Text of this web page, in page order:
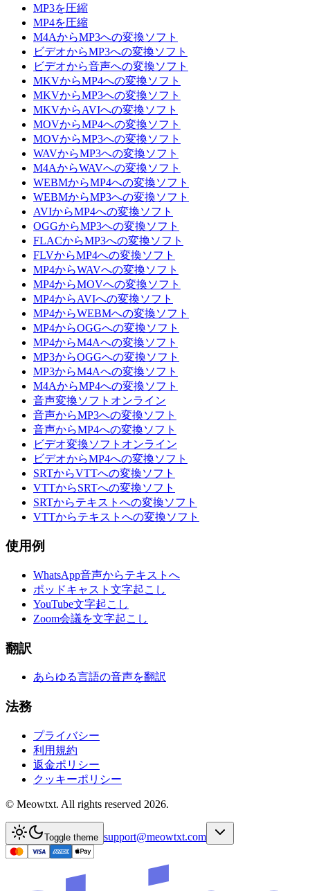
MP3を圧縮
MP4を圧縮
M4AからMP3への変換ソフト
ビデオからMP3への変換ソフト
ビデオから音声への変換ソフト
MKVからMP4への変換ソフト
MKVからMP3への変換ソフト
MKVからAVIへの変換ソフト
MOVからMP4への変換ソフト
MOVからMP3への変換ソフト
WAVからMP3への変換ソフト
M4AからWAVへの変換ソフト
WEBMからMP4への変換ソフト
WEBMからMP3への変換ソフト
AVIからMP4への変換ソフト
OGGからMP3への変換ソフト
FLACからMP3への変換ソフト
FLVからMP4への変換ソフト
MP4からWAVへの変換ソフト
MP4からMOVへの変換ソフト
MP4からAVIへの変換ソフト
MP4からWEBMへの変換ソフト
MP4からOGGへの変換ソフト
MP4からM4Aへの変換ソフト
MP3からOGGへの変換ソフト
MP3からM4Aへの変換ソフト
M4AからMP4への変換ソフト
音声変換ソフトオンライン
音声からMP3への変換ソフト
音声からMP4への変換ソフト
ビデオ変換ソフトオンライン
ビデオからMP4への変換ソフト
SRTからVTTへの変換ソフト
VTTからSRTへの変換ソフト
SRTからテキストへの変換ソフト
VTTからテキストへの変換ソフト
使用例
WhatsApp音声からテキストへ
ポッドキャスト文字起こし
YouTube文字起こし
Zoom会議を文字起こし
翻訳
あらゆる言語の音声を翻訳
法務
プライバシー
利用規約
返金ポリシー
クッキーポリシー
© Meowtxt. All rights reserved 2026.
Toggle theme support@meowtxt.com